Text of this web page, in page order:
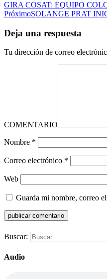
GIRA COSAT: EQUIPO
PróximoSOLANGE PRAT
Deja una respuesta
Tu dirección de correo
COMENTARIO
Nombre *
Correo electrónico *
Web
Guarda mi nombre, correo
Buscar:
Audio